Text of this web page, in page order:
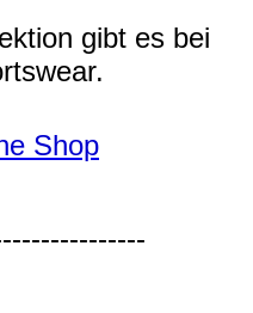
gibt es bei
Shop